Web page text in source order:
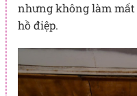
nhưng không làm
hồ điệp.